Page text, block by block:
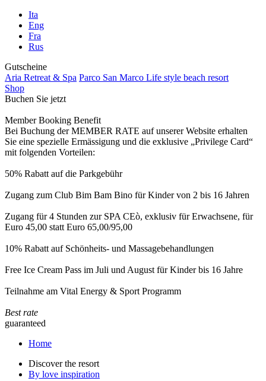
Ita
Eng
Fra
Rus
Gutscheine
Aria Retreat & Spa Parco San Marco Life style beach resort
Shop
Buchen Sie jetzt
Member Booking Benefit
Bei Buchung der MEMBER RATE auf unserer Website erhalten
Sie eine spezielle Ermässigung und die exklusive „Privilege Card“
mit folgenden Vorteilen:
50% Rabatt auf die Parkgebühr
Zugang zum Club Bim Bam Bino für Kinder von 2 bis 16 Jahren
Zugang für 4 Stunden zur SPA CEò, exklusiv für Erwachsene, für
Euro 45,00 statt Euro 65,00/95,00
10% Rabatt auf Schönheits- und Massagebehandlungen
Free Ice Cream Pass im Juli und August für Kinder bis 16 Jahre
Teilnahme am Vital Energy & Sport Programm
Best rate
guaranteed
Home
Discover the resort
By love inspiration